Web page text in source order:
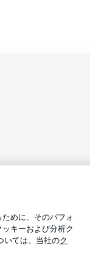
Display Mode
件
めに、そのパフォ
キーおよび分析ク
いては、当社のク